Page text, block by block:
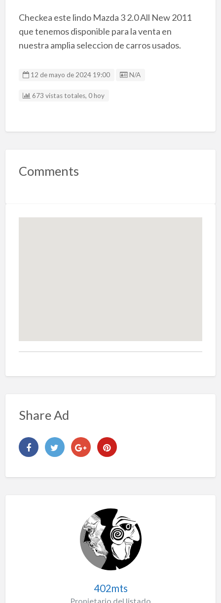
Checkea este lindo Mazda 3 2.0 All New 2011
que tenemos disponible para la venta en
nuestra amplia seleccion de carros usados.
12 de mayo de 2024 19:00 Listing ID
N/A
673 vistas totales, 0 hoy
Comments
Share Ad
402mts
Propietario del listado